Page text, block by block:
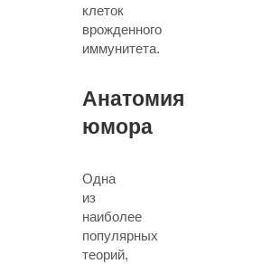
клеток
врожденного
иммунитета.
Анатомия
юмора
Одна
из
наиболее
популярных
теорий,